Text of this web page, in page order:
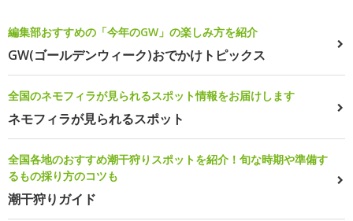
編集部おすすめの「今年のGW」の楽しみ方を紹介
GW(ゴールデンウィーク)おでかけトピックス
全国のネモフィラが見られるスポット情報をお届けします
ネモフィラが見られるスポット
全国各地のおすすめ潮干狩りスポットを紹介！旬な時期や準備す
るもの採り方のコツも
潮干狩りガイド